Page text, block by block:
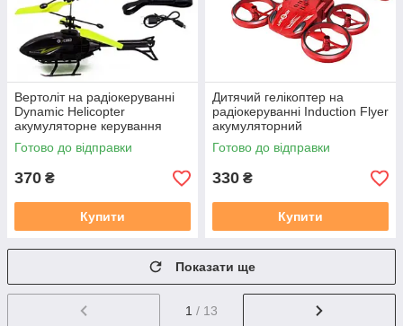
Вертоліт на радіокеруванні
Dynamic Helicopter
акумуляторне керування
браслетом
Готово до відправки
370 ₴
Купити
Дитячий гелікоптер на
радіокеруванні Induction Flyer
акумуляторний
Готово до відправки
330 ₴
Купити
Показати ще
1 / 13